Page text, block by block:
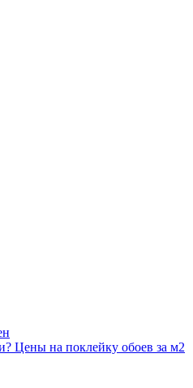
Цены на поклейку обоев за м2